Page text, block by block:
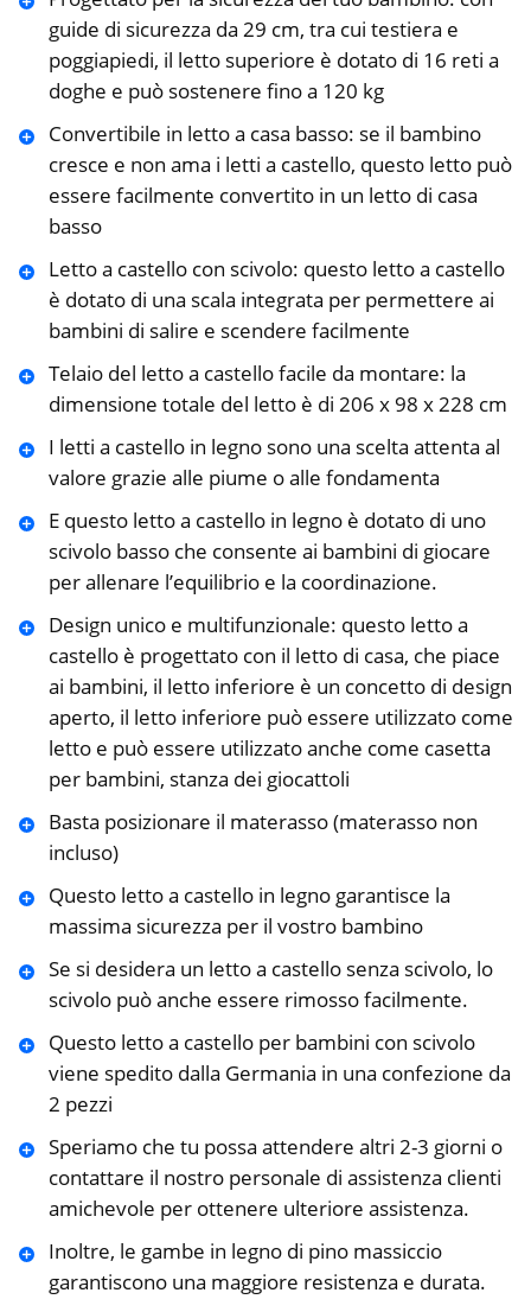
guide di sicurezza da 29 cm, tra cui testiera e
poggiapiedi, il letto superiore è dotato di 16 reti a
doghe e può sostenere fino a 120 kg
Convertibile in letto a casa basso: se il bambino
cresce e non ama i letti a castello, questo letto può
essere facilmente convertito in un letto di casa
basso
Letto a castello con scivolo: questo letto a castello
è dotato di una scala integrata per permettere ai
bambini di salire e scendere facilmente
Telaio del letto a castello facile da montare: la
dimensione totale del letto è di 206 x 98 x 228 cm
I letti a castello in legno sono una scelta attenta al
valore grazie alle piume o alle fondamenta
E questo letto a castello in legno è dotato di uno
scivolo basso che consente ai bambini di giocare
per allenare l’equilibrio e la coordinazione.
Design unico e multifunzionale: questo letto a
castello è progettato con il letto di casa, che piace
ai bambini, il letto inferiore è un concetto di design
aperto, il letto inferiore può essere utilizzato come
letto e può essere utilizzato anche come casetta
per bambini, stanza dei giocattoli
Basta posizionare il materasso (materasso non
incluso)
Questo letto a castello in legno garantisce la
massima sicurezza per il vostro bambino
Se si desidera un letto a castello senza scivolo, lo
scivolo può anche essere rimosso facilmente.
Questo letto a castello per bambini con scivolo
viene spedito dalla Germania in una confezione da
2 pezzi
Speriamo che tu possa attendere altri 2-3 giorni o
contattare il nostro personale di assistenza clienti
amichevole per ottenere ulteriore assistenza.
Inoltre, le gambe in legno di pino massiccio
garantiscono una maggiore resistenza e durata.